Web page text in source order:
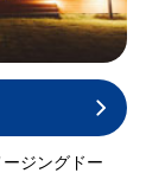
ジングドー